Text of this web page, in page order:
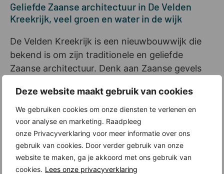
Deze website maakt gebruik van cookies
We gebruiken cookies om onze diensten te verlenen en
voor analyse en marketing. Raadpleeg
onze Privacyverklaring voor meer informatie over ons
gebruik van cookies. Door verder gebruik van onze
website te maken, ga je akkoord met ons gebruik van
cookies. Lees onze privacyverklaring
Geliefde Zaanse architectuur in De Velden
Kreekrijk, veel groen en water in de wijk
De Velden Kreekrijk is een nieuwbouwwijk die
bekend is om zijn traditionele en geliefde
Zaanse architectuur. Denk aan Zaanse gevels
kleuren, grote overstekken, ramen met
roedeverdeling, nokversieringen en bijzondere
details in het metselwerk. Dat levert een
gevarieerd en speels straatbeeld op. Ook de
waterpartijen en het vele groen in de wijk
dragen bij aan de dorpse, Zaanse sfeer.